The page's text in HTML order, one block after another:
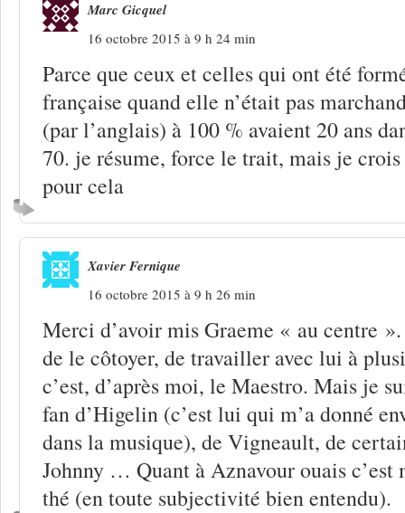
Marc Gicquel
16 octobre 2015 à 9 h 24 min
Parce que ceux et celles qui ont été
française quand elle n’était pas
(par l’anglais) à 100 % avaient 20 ans
70. je résume, force le trait, mais je crois
pour cela
Xavier Fernique
16 octobre 2015 à 9 h 26 min
Merci d’avoir mis Graeme « au centre ».
de le côtoyer, de travailler avec lui à
c’est, d’après moi, le Maestro. Mais je
fan d’Higelin (c’est lui qui m’a donné
dans la musique), de Vigneault, de
Johnny … Quant à Aznavour ouais c’est
thé (en toute subjectivité bien entendu).